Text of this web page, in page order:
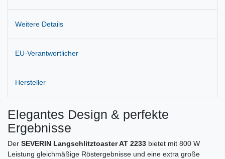
Weitere Details
EU-Verantwortlicher
Hersteller
Elegantes Design & perfekte
Ergebnisse
Der SEVERIN Langschlitztoaster AT 2233 bietet mit 800 W
Leistung gleichmäßige Röstergebnisse und eine extra große